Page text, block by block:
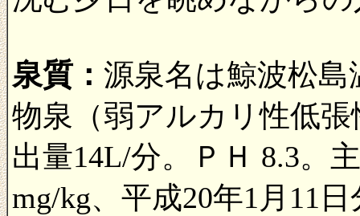
泉質： 源泉名は鯨波松
物泉（弱アルカリ性低
出量14L/分。ＰＨ 8.3。
mg/kg、平成20年1月11